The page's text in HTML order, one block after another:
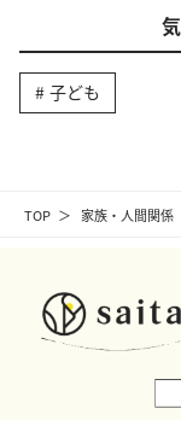
TOP 家族・人間関係
子ども